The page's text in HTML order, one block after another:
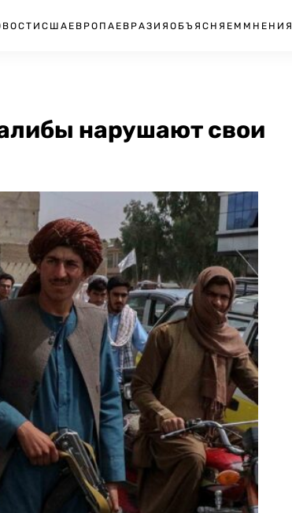
США ЕВРОПА ЕВРАЗИЯ ОБЪЯСНЯЕМ МНЕНИЯ
нарушают свои